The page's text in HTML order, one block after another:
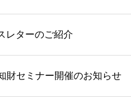
レターのご紹介
セミナー開催のお知らせ